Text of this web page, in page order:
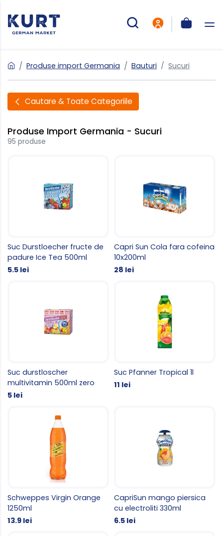
Produse import Germania Bauturi Sucuri
Cautare & Toate Categoriile
Produse Import Germania - Sucuri
95 produse
Suc Durstloecher fructe de
padure Ice Tea 500ml
5.5 lei
Capri Sun Cola fara cofeina
10x200ml
28 lei
Suc durstloscher
multivitamin 500ml zero
5 lei
Suc Pfanner Tropical 1l
11 lei
Schweppes Virgin Orange
1250ml
13.9 lei
CapriSun mango piersica
cu electroliti 330ml
6.5 lei